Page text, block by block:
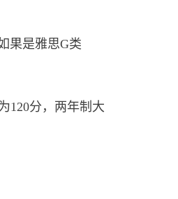
果是雅思G类
120分，两年制大